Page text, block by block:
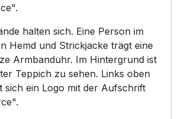
halten sich. Eine Person im
Hemd und Strickjacke trägt eine
Armbanduhr. Im Hintergrund ist
Teppich zu sehen. Links oben
sich ein Logo mit der Aufschrift